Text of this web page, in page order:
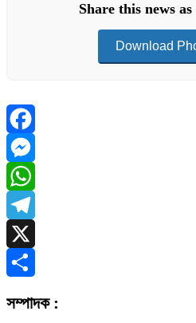
Share this news
Download
Facebook
Messenger
WhatsApp
Telegram
X
সম্পাদক :